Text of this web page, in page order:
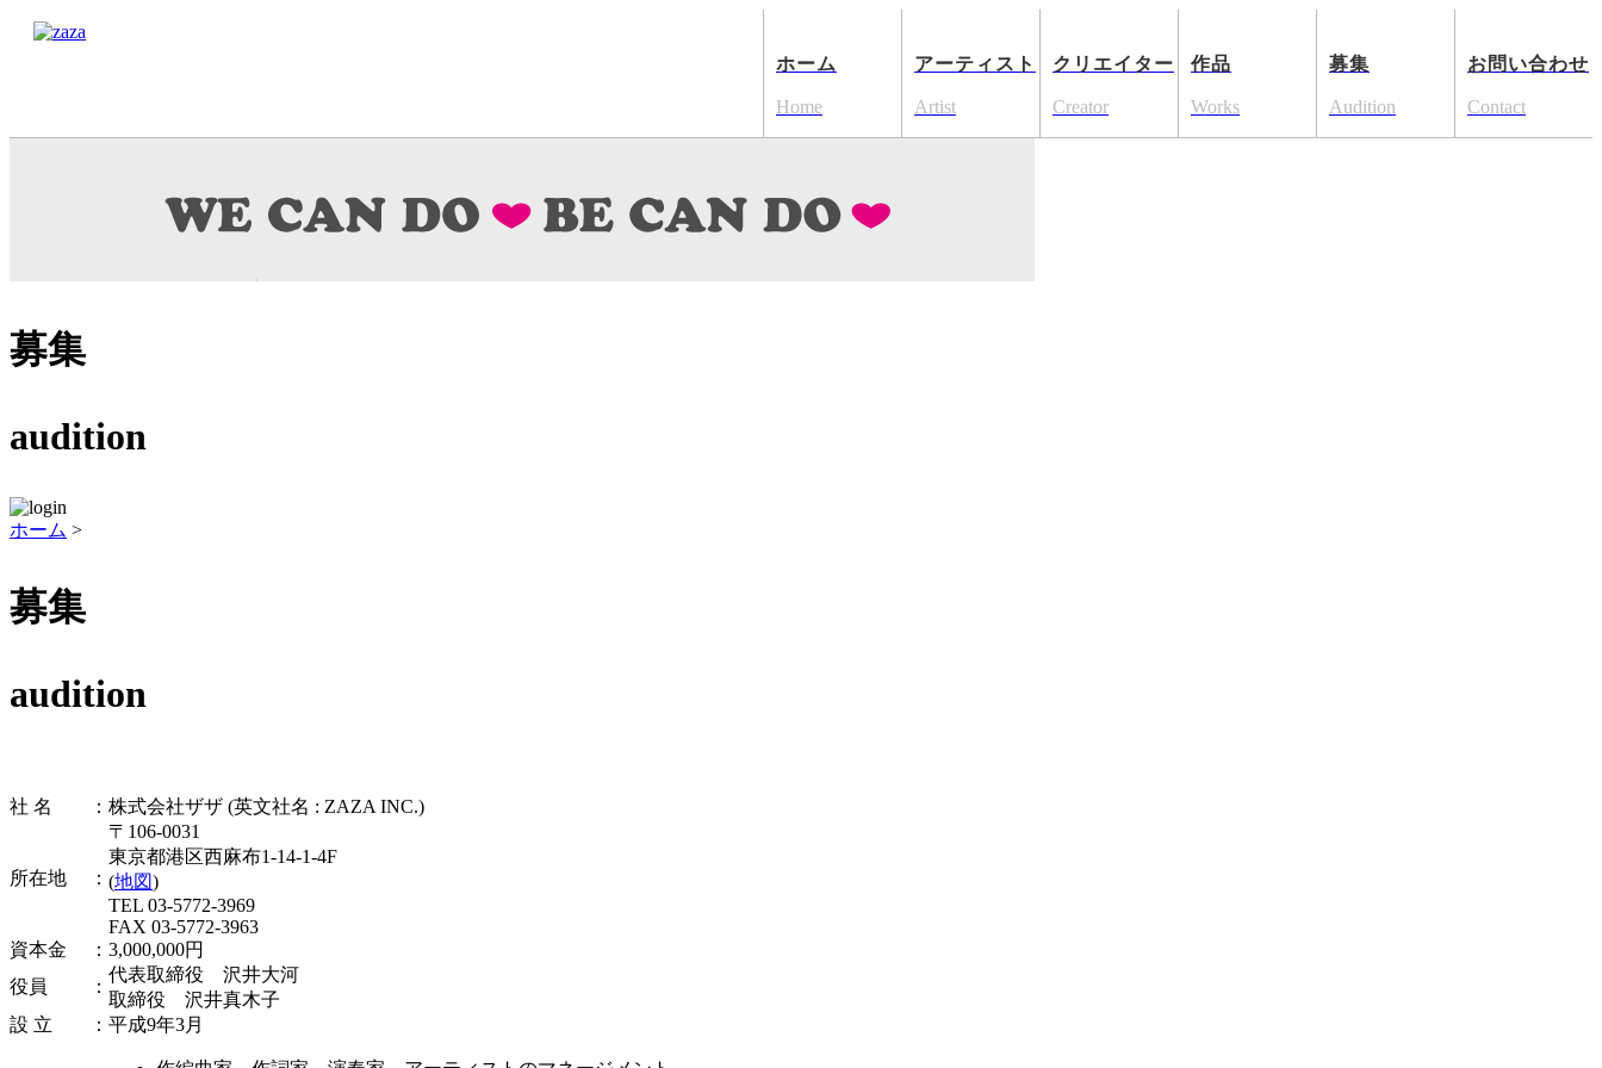
ホーム
Home
アーティスト
Artist
クリエイター
Creator
作品
Works
募集
Audition
お問い合わせ
Contact
募集
audition
ホーム >
募集
audition
社 名 ： 株式会社ザザ (英文社名 : ZAZA INC.)
所在地 ：
〒106-0031
東京都港区西麻布1-14-1-4F
(地図)
TEL 03-5772-3969
FAX 03-5772-3963
資本金
： 3,000,000円
役員
：
代表取締役 沢井大河
取締役 沢井真木子
設 立
： 平成9年3月